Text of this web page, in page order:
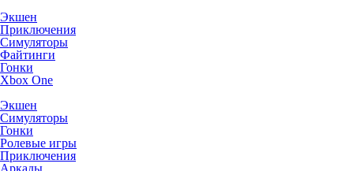
Экшен
Приключения
Симуляторы
Файтинги
Гонки
Xbox One
Экшен
Симуляторы
Гонки
Ролевые игры
Приключения
Аркады